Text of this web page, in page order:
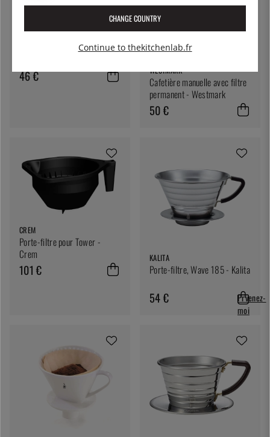
46 € WESTMARK
Cafetière manuelle avec filtre
permanent - Westmark
50 €
CREM
Porte-filtre pour Tower -
Crem
101 €
KALITA
Porte-filtre, Wave 185 - Kalita
54 €
Prvenez-
moi
CHANGE COUNTRY
Continue to thekitchenlab.fr